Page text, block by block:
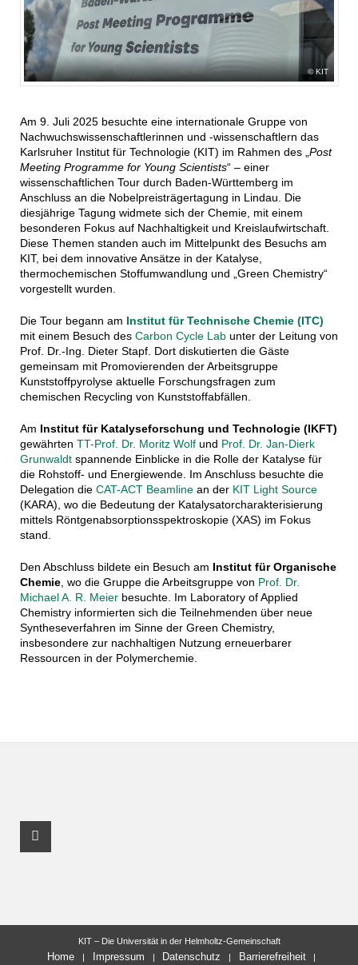
KIT
Am 9. Juli 2025 besuchte eine internationale Gruppe von
Nachwuchswissenschaftlerinnen und -wissenschaftlern das
Karlsruher Institut für Technologie (KIT) im Rahmen des „ Post
Meeting Programme for Young Scientists“ – einer
wissenschaftlichen Tour durch Baden-Württemberg im
Anschluss an die Nobelpreisträgertagung in Lindau. Die
diesjährige Tagung widmete sich der Chemie, mit einem
besonderen Fokus auf Nachhaltigkeit und Kreislaufwirtschaft.
Diese Themen standen auch im Mittelpunkt des Besuchs am
KIT, bei dem innovative Ansätze in der Katalyse,
thermochemischen Stoffumwandlung und „Green Chemistry“
vorgestellt wurden.
Die Tour begann am Institut für Technische Chemie (ITC)
mit einem Besuch des Carbon Cycle Labunter der Leitung von
Prof. Dr.-Ing. Dieter Stapf. Dort diskutierten die Gäste
gemeinsam mit Promovierenden der Arbeitsgruppe
Kunststoffpyrolyse aktuelle Forschungsfragen zum
chemischen Recycling von Kunststoffabfällen.
Am Institut für Katalyseforschung und Technologie (IKFT)
gewährten TT-Prof. Dr. Moritz Wolfund Prof. Dr. Jan-Dierk
Grunwaldt spannende Einblicke in die Rolle der Katalyse für
die Rohstoff- und Energiewende. Im Anschluss besuchte die
Delegation die CAT-ACT Beamlinean der KIT Light Source
(KARA), wo die Bedeutung der Katalysatorcharakterisierung
mittels Röntgenabsorptionsspektroskopie (XAS) im Fokus
stand.
Den Abschluss bildete ein Besuch am Institut für Organische
Chemie, wo die Gruppe die Arbeitsgruppe von Prof. Dr.
Michael A. R. Meierbesuchte. Im Laboratory of Applied
Chemistry informierten sich die Teilnehmenden über neue
Syntheseverfahren im Sinne der Green Chemistry,
insbesondere zur nachhaltigen Nutzung erneuerbarer
Ressourcen in der Polymerchemie.
Instagram Profil
KIT – Die Universität in der Helmholtz-Gemeinschaft
Home Impressum Datenschutz Barrierefreiheit